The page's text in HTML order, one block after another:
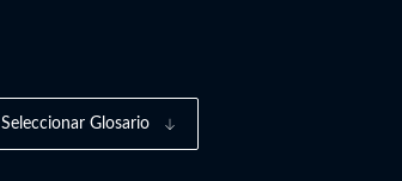
Seleccionar Glosario